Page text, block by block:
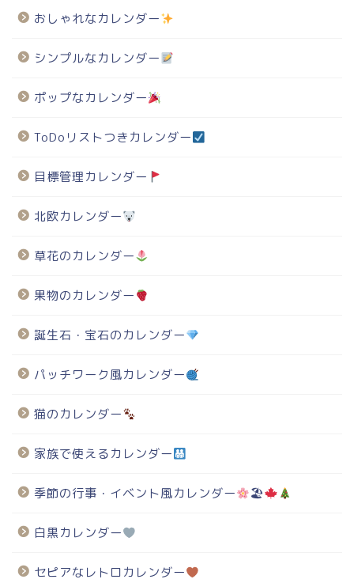
おしゃれなカレンダー
シンプルなカレンダー
ポップなカレンダー
ToDoリストつきカレンダー
目標管理カレンダー
北欧カレンダー
草花のカレンダー
果物のカレンダー
誕生石・宝石のカレンダー
パッチワーク風カレンダー
猫のカレンダー
家族で使えるカレンダー
季節の行事・イベント風カレンダー 🏖
白黒カレンダー
セピアなレトロカレンダー